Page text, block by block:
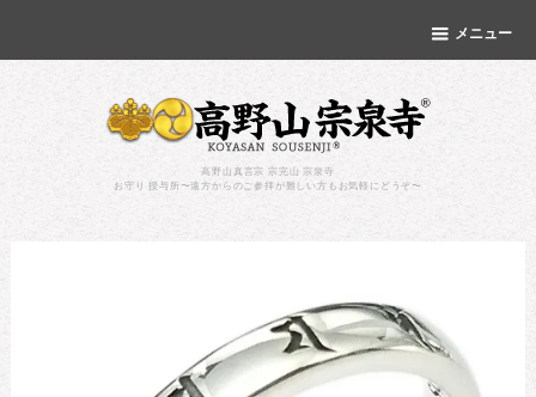
メニュー
高野山真言宗 宗完山 宗泉寺
お守り 授与所〜遠方からのご参拝が難しい方もお気軽にどうぞ〜